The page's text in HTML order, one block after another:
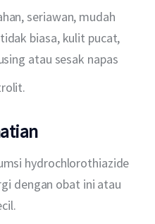
seriawan, mudah
biasa, kulit pucat,
atau sesak napas
hydrochlorothiazide
dengan obat ini atau